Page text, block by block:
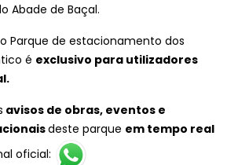
Abade de Baçal.
Parque de estacionamento dos
é exclusivo para utilizadores
avisos de obras, eventos e
deste parque em tempo real
oficial: